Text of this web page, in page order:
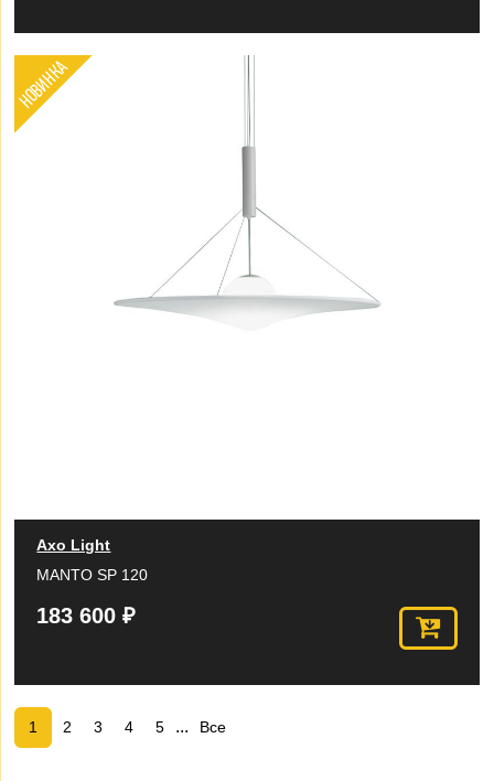
НОВИНКА
Axo Light
MANTO SP 120
183 600 ₽
1 2 3 4 5 ... Все